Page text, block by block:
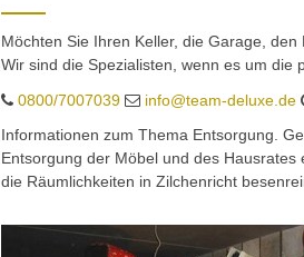
Möchten Sie Ihren Keller, die Garage,
Wir sind die Spezialisten, wenn es um die
0800/7007039
info@team-deluxe.de
Informationen zum Thema Entsorgung.
Entsorgung der Möbel und des
die Räumlichkeiten in Zilchenricht